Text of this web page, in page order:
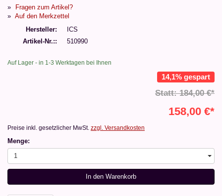
Fragen zum Artikel?
Auf den Merkzettel
Hersteller
ICS
Artikel-Nr.:
510990
Auf Lager - in 1-3 Werktagen bei Ihnen
14,1% gespart
Statt: 184,00 €*
158,00 €*
Preise inkl. gesetzlicher MwSt. zzgl. Versandkosten
Menge:
1
In den Warenkorb